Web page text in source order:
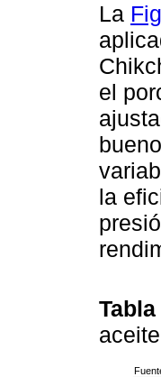
La
el
la
Tabla